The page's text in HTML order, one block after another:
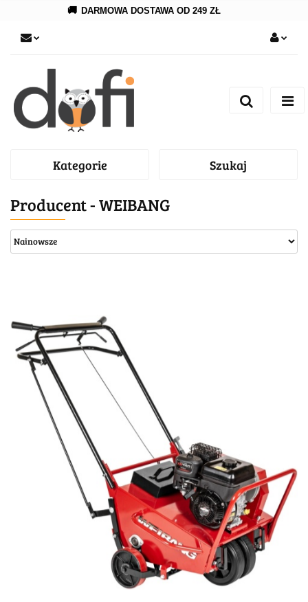
🚚 DARMOWA DOSTAWA OD 249 ZŁ
Zarejestruj się
Kategorie Szukaj
Producent - WEIBANG